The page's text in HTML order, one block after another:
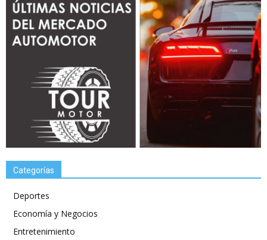
Categorías
Deportes
Economía y Negocios
Entretenimiento